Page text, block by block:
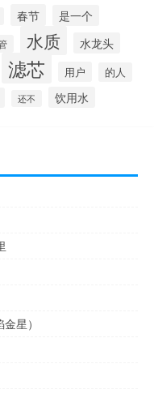
春节 是一个
水质 水龙头
滤芯 用户 的人
还不 饮用水
星）